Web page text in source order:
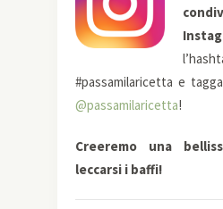
#passamilaricetta e
@passamilaricetta!
Creeremo una
leccarsi i baffi!